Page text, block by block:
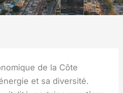
de la Côte
et sa diversité.